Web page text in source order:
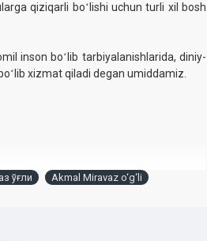
qiziqarli boʻlishi uchun turli xil bosh
inson boʻlib tarbiyalanishlarida, diniy-
xizmat qiladi degan umiddamiz.
ўғли Akmal Miravaz o‘g‘li